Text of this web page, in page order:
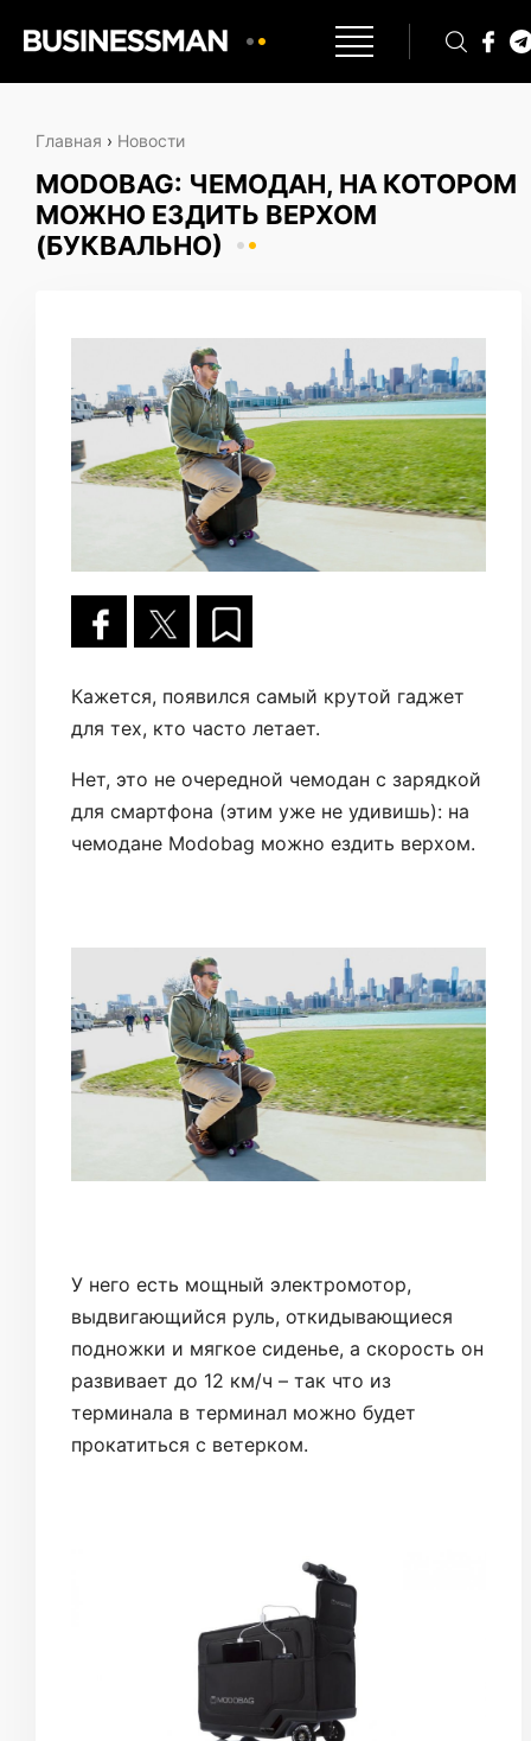
Главная › Новости
MODOBAG: ЧЕМОДАН, НА КОТОРОМ
МОЖНО ЕЗДИТЬ ВЕРХОМ
(БУКВАЛЬНО)
Кажется, появился самый крутой гаджет
для тех, кто часто летает.
Нет, это не очередной чемодан с зарядкой
для смартфона (этим уже не удивишь): на
чемодане Modobag можно ездить верхом.
У него есть мощный электромотор,
выдвигающийся руль, откидывающиеся
подножки и мягкое сиденье, а скорость он
развивает до 12 км/ч – так что из
терминала в терминал можно будет
прокатиться с ветерком.